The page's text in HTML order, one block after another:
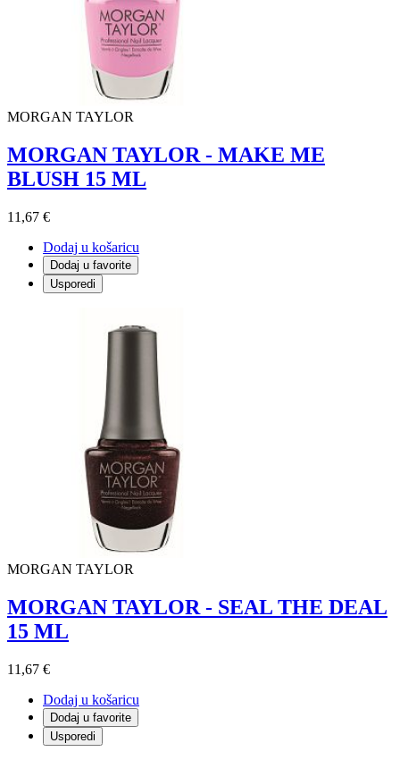
MORGAN TAYLOR
MORGAN TAYLOR - MAKE ME
BLUSH 15 ML
11,67 €
Dodaj u košaricu
Dodaj u favorite
Usporedi
MORGAN TAYLOR
MORGAN TAYLOR - SEAL THE DEAL
15 ML
11,67 €
Dodaj u košaricu
Dodaj u favorite
Usporedi